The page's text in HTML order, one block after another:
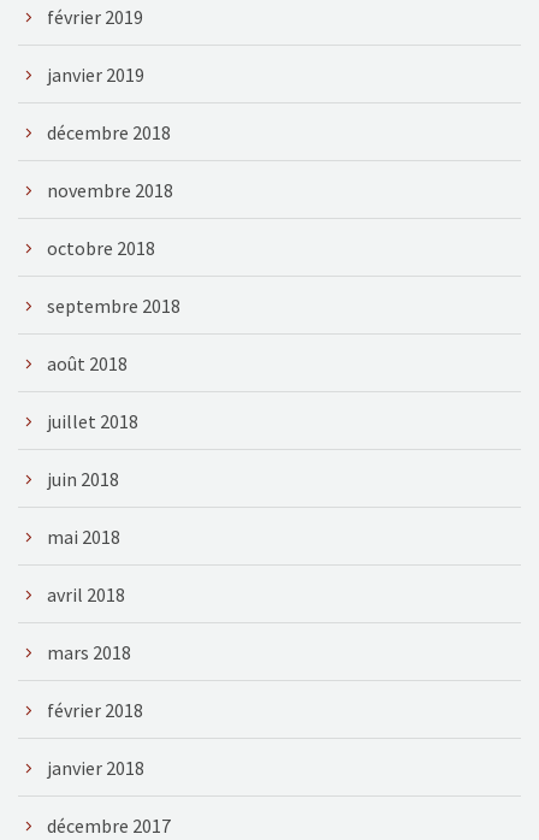
février 2019
janvier 2019
décembre 2018
novembre 2018
octobre 2018
septembre 2018
août 2018
juillet 2018
juin 2018
mai 2018
avril 2018
mars 2018
février 2018
janvier 2018
décembre 2017